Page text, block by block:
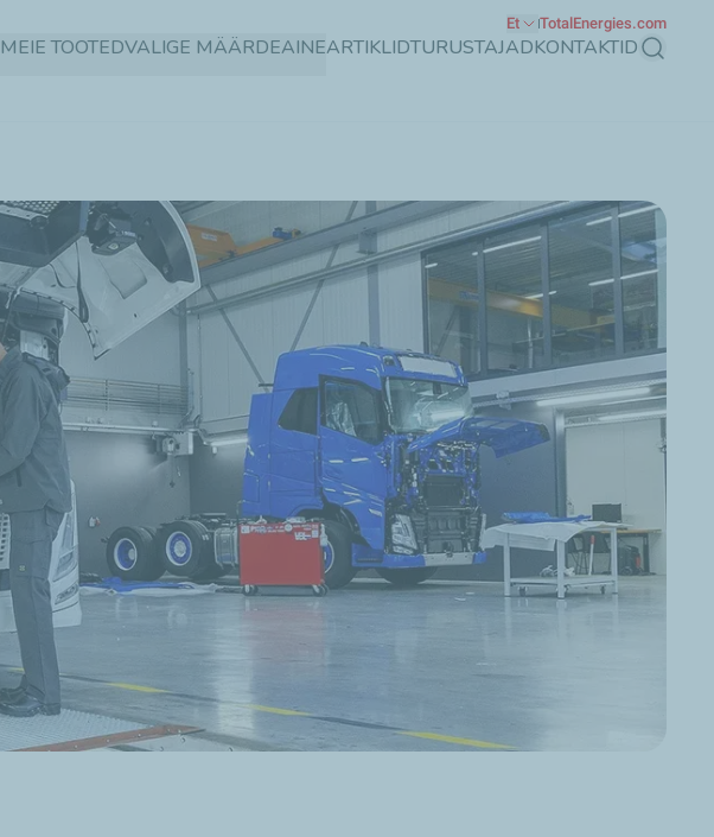
MEIE TOOTEDVALIGE MÄÄRDEAINEARTIKLIDTURUSTAJADKONTAKTID Otsing
Et TotalEnergies.com